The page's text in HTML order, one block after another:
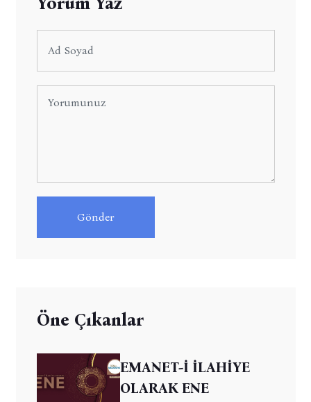
Gönder
Öne Çıkanlar
EMANET-İ İLAHİYE
OLARAK ENE